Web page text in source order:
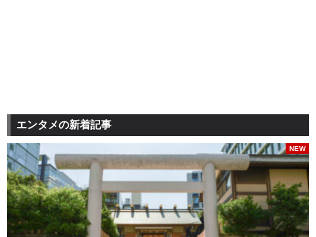
エンタメの新着記事
NEW